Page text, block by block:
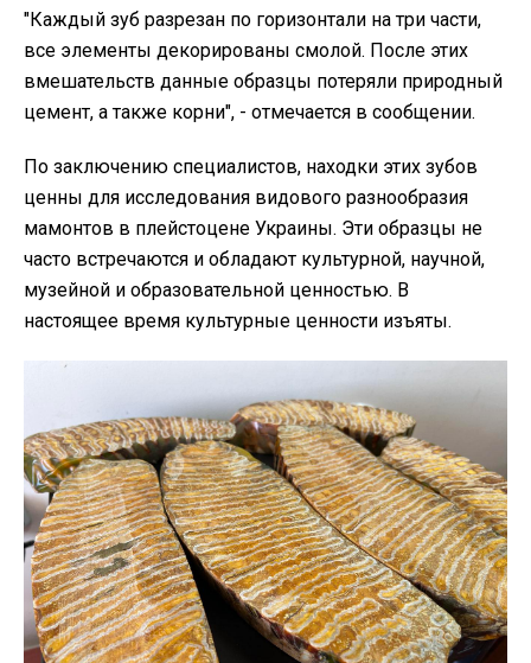
"Каждый зуб разрезан по горизонтали на три части,
все элементы декорированы смолой. После этих
вмешательств данные образцы потеряли природный
цемент, а также корни", - отмечается в сообщении.
По заключению специалистов, находки этих зубов
ценны для исследования видового разнообразия
мамонтов в плейстоцене Украины. Эти образцы не
часто встречаются и обладают культурной, научной,
музейной и образовательной ценностью. В
настоящее время культурные ценности изъяты.